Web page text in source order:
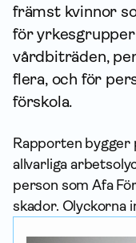
främst kvinnor
för
vårdbiträden,
flera, och för
förskola.
Rapporten bygger
allvarliga
person som Afa
skador. Olyckorna